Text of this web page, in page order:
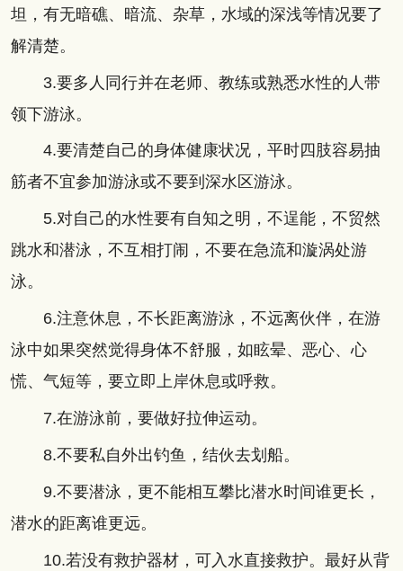
坦，有无暗礁、暗流、杂草，水域的深浅等情况要了
解清楚。
3.要多人同行并在老师、教练或熟悉水性的人带
领下游泳。
4.要清楚自己的身体健康状况，平时四肢容易抽
筋者不宜参加游泳或不要到深水区游泳。
5.对自己的水性要有自知之明，不逞能，不贸然
跳水和潜泳，不互相打闹，不要在急流和漩涡处游
泳。
6.注意休息，不长距离游泳，不远离伙伴，在游
泳中如果突然觉得身体不舒服，如眩晕、恶心、心
慌、气短等，要立即上岸休息或呼救。
7.在游泳前，要做好拉伸运动。
8.不要私自外出钓鱼，结伙去划船。
9.不要潜泳，更不能相互攀比潜水时间谁更长，
潜水的距离谁更远。
10.若没有救护器材，可入水直接救护。最好从背